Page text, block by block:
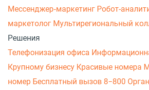
Мессенджер‑маркетинг Робот-
маркетолог Мультирегиональный
Решения
Телефонизация офиса
Крупному бизнесу Красивые номера
номер Бесплатный вызов 8−800